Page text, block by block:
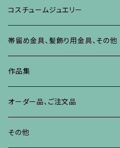
イヤリング、ピアス
ブローチ
イヤリング・ピアス
その他の蒔絵のアクセサリー
リング
ブレスレット、バングル、その他
ネックレス、ペンダント
リング
ブレスレット、バングル、その他
イヤリング、ピアス
ネックレス、ペンダント
ブレスレット、その他
リング
ブローチ
イヤリング、ピアス
ネックレス、ペンダント
リング
ブレスレット、バングル
コスチュームジュエリー
ブローチ
イヤリング、ピアス
ネックレス、ペンダント
リング
帯留め金具、髪飾り用金具、その他
作品集
オーダー品、ご注文品
その他